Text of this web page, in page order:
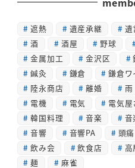
遮熱 遺産承継 遺
酒
酒屋 野球
金属加工
金沢区
鍼灸
鎌倉 鎌倉ワ
陸永商店
離婚 雨
電機
電気 電気屋
韓国料理
音楽 音
音響
音響PA 頭痛
飲み会
飲食店
麺
麻雀